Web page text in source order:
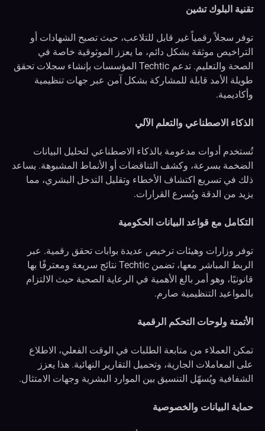
تقنية البلوك تشين
توفر سجلاً رقمياً غير قابل للتلاعب، حيث تصبح الشهادات أو
التراخيص موثقة بشكل دائم، ما يعزز الموثوقية خاصة في
الصحة والتعليم. تدعم Techtic المؤسسات بإنشاء سجلات تحقق
طويلة الأمد قابلة للمشاركة بشكل آمن عبر جهات تنظيمية
وأكاديمية.
الذكاء الاصطناعي والتعلم الآلي
تُستخدم أدوات مدعومة بالذكاء الاصطناعي لتحليل البيانات
الضخمة بسرعة، وكشف التناقضات أو الأنماط المشبوهة. يساعد
ذلك في تسريع اكتشاف الأخطاء وتقليل التدخل البشري، مما
يزيد من الدقة ويُسرع القرارات.
التكامل مع قواعد البيانات الحكومية
توفر وزارات وهيئات ترخيص عديدة بوابات تحقق رقمية. عبر
الربط المباشر معها، تضمن Techtic نتائج سريعة ومعترفًا بها
قانونيًا، وهو أمر بالغ الأهمية في الرعاية الصحية حيث الالتزام
بالمواعيد التنظيمية صارم.
الأتمتة ولوحات التحكم الرقمية
تمكن العملاء من متابعة الطلبات في الوقت الفعلي، الاطلاع
على المعاملات الجارية، وتحميل التقارير النهائية. هذا يعزز
الشفافية ويُسهّل التنسيق بين الموارد البشرية وجهات الامتثال.
حماية البيانات والخصوصية